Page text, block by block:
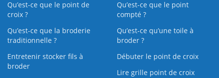
Qu’est-ce que le point de
croix ?
Qu’est-ce que le point
compté ?
Qu’est-ce que la broderie
traditionnelle ?
Qu’est‑ce qu’une toile à
broder ?
Entretenir stocker fils à
broder
Débuter le point de croix
Lire grille point de croix